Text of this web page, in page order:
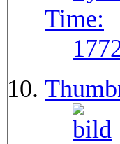
Time: